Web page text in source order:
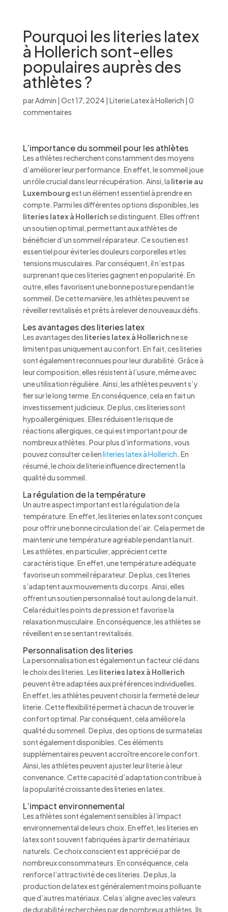
Pourquoi les literies latex
à Hollerich sont-elles
populaires auprès des
athlètes ?
parAdmin | Oct 17, 2024 | Literie Latex à Hollerich | 0
commentaires
L’importance du sommeil pour les athlètes
Les athlètes recherchent constamment des moyens
d’améliorer leur performance. En effet, le sommeil joue
un rôle crucial dans leur récupération. Ainsi, la literie au
Luxembourgest un élément essentiel à prendre en
compte. Parmi les différentes options disponibles, les
literies latex à Hollerichse distinguent. Elles offrent
un soutien optimal, permettant aux athlètes de
bénéficier d’un sommeil réparateur. Ce soutien est
essentiel pour éviter les douleurs corporelles et les
tensions musculaires. Par conséquent, il n’est pas
surprenant que ces literies gagnent en popularité. En
outre, elles favorisent une bonne posture pendant le
sommeil. De cette manière, les athlètes peuvent se
réveiller revitalisés et prêts à relever de nouveaux défis.
Les avantages des literies latex
Les avantages des literies latex à Hollerichne se
limitent pas uniquement au confort. En fait, ces literies
sont également reconnues pour leur durabilité. Grâce à
leur composition, elles résistent à l’usure, même avec
une utilisation régulière. Ainsi, les athlètes peuvent s’y
fier sur le long terme. En conséquence, cela en fait un
investissement judicieux. De plus, ces literies sont
hypoallergéniques. Elles réduisent le risque de
réactions allergiques, ce qui est important pour de
nombreux athlètes. Pour plus d’informations, vous
pouvez consulter ce lienliteries latex à Hollerich. En
résumé, le choix de literie influence directement la
qualité du sommeil.
La régulation de la température
Un autre aspect important est la régulation de la
température. En effet, les literies en latex sont conçues
pour offrir une bonne circulation de l’air. Cela permet de
maintenir une température agréable pendant la nuit.
Les athlètes, en particulier, apprécient cette
caractéristique. En effet, une température adéquate
favorise un sommeil réparateur. De plus, ces literies
s’adaptent aux mouvements du corps. Ainsi, elles
offrent un soutien personnalisé tout au long de la nuit.
Cela réduit les points de pression et favorise la
relaxation musculaire. En conséquence, les athlètes se
réveillent en se sentant revitalisés.
Personnalisation des literies
La personnalisation est également un facteur clé dans
le choix des literies. Les literies latex à Hollerich
peuvent être adaptées aux préférences individuelles.
En effet, les athlètes peuvent choisir la fermeté de leur
literie. Cette flexibilité permet à chacun de trouver le
confort optimal. Par conséquent, cela améliore la
qualité du sommeil. De plus, des options de surmatelas
sont également disponibles. Ces éléments
supplémentaires peuvent accroître encore le confort.
Ainsi, les athlètes peuvent ajuster leur literie à leur
convenance. Cette capacité d’adaptation contribue à
la popularité croissante des literies en latex.
L’impact environnemental
Les athlètes sont également sensibles à l’impact
environnemental de leurs choix. En effet, les literies en
latex sont souvent fabriquées à partir de matériaux
naturels. Ce choix conscient est apprécié par de
nombreux consommateurs. En conséquence, cela
renforce l’attractivité de ces literies. De plus, la
production de latex est généralement moins polluante
que d’autres matériaux. Cela s’aligne avec les valeurs
de durabilité recherchées par de nombreux athlètes. Ils